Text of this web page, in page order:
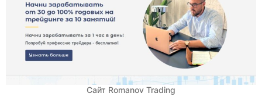
Сайт Romanov Trading